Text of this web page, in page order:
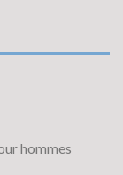
hommes